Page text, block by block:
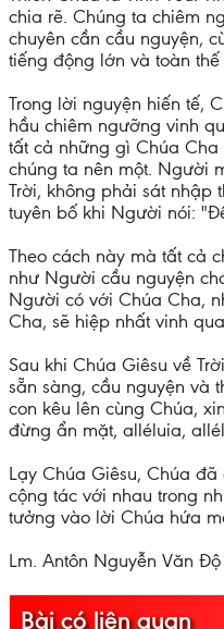
chia rẽ. Chúng ta chiêm
chuyên cần cầu nguyện,
tiếng động lớn và toàn
Trong lời nguyện hiến tế,
hầu chiêm ngưỡng vinh
tất cả những gì Chúa
chúng ta nên một. Người
Trời, không phải sát nhập
tuyên bố khi Người nói:
Theo cách này mà tất cả
như Người cầu nguyện
Người có với Chúa Cha,
Cha, sẽ hiệp nhất vinh
Sau khi Chúa Giêsu về
sẵn sàng, cầu nguyện và
con kêu lên cùng Chúa,
đừng ẩn mặt, alléluia,
Lạy Chúa Giêsu, Chúa
cộng tác với nhau trong
tưởng vào lời Chúa hứa
Lm. Antôn Nguyễn Văn Độ
Bài có liên quan